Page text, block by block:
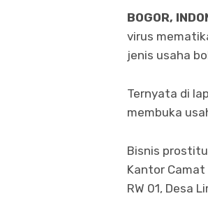
BOGOR,
virus
jenis usaha
Ternyata di
membuka
Bisnis
Kantor Camat
RW 01, Desa